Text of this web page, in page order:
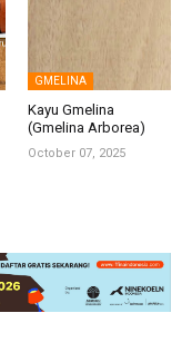
GMELINA
Kayu Gmelina
(Gmelina Arborea)
October 07, 2025